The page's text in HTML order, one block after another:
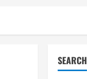
SEARCH